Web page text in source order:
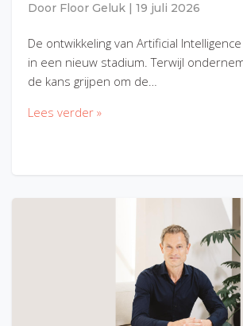
Door Floor Geluk 19 juli 2026
De ontwikkeling van Artificial
in een nieuw stadium. Terwijl
de kans grijpen om de…
Lees verder »